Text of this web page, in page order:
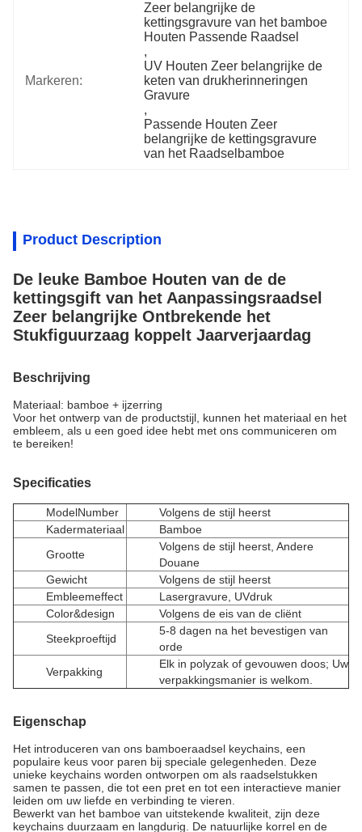
Markeren:
Zeer belangrijke de
kettingsgravure van het bamboe
Houten Passende Raadsel
,
UV Houten Zeer belangrijke de
keten van drukherinneringen
Gravure
,
Passende Houten Zeer
belangrijke de kettingsgravure
van het Raadselbamboe
Product Description
De leuke Bamboe Houten van de de
kettingsgift van het Aanpassingsraadsel
Zeer belangrijke Ontbrekende het
Stukfiguurzaag koppelt Jaarverjaardag
Beschrijving
Materiaal: bamboe + ijzerring
Voor het ontwerp van de productstijl, kunnen het materiaal en het
embleem, als u een goed idee hebt met ons communiceren om
te bereiken!
Specificaties
ModelNumber
Volgens de stijl heerst
Kadermateriaal
Bamboe
Grootte
Volgens de stijl heerst, Andere
Douane
Gewicht
Volgens de stijl heerst
Embleemeffect
Lasergravure, UVdruk
Color&design
Volgens de eis van de cliënt
Steekproeftijd
5-8 dagen na het bevestigen van
orde
Verpakking
Elk in polyzak of gevouwen doos; Uw
verpakkingsmanier is welkom.
Eigenschap
Het introduceren van ons bamboeraadsel keychains, een
populaire keus voor paren bij speciale gelegenheden. Deze
unieke keychains worden ontworpen om als raadselstukken
samen te passen, die tot een pret en tot een interactieve manier
leiden om uw liefde en verbinding te vieren.
Bewerkt van het bamboe van uitstekende kwaliteit, zijn deze
keychains duurzaam en langdurig. De natuurlijke korrel en de